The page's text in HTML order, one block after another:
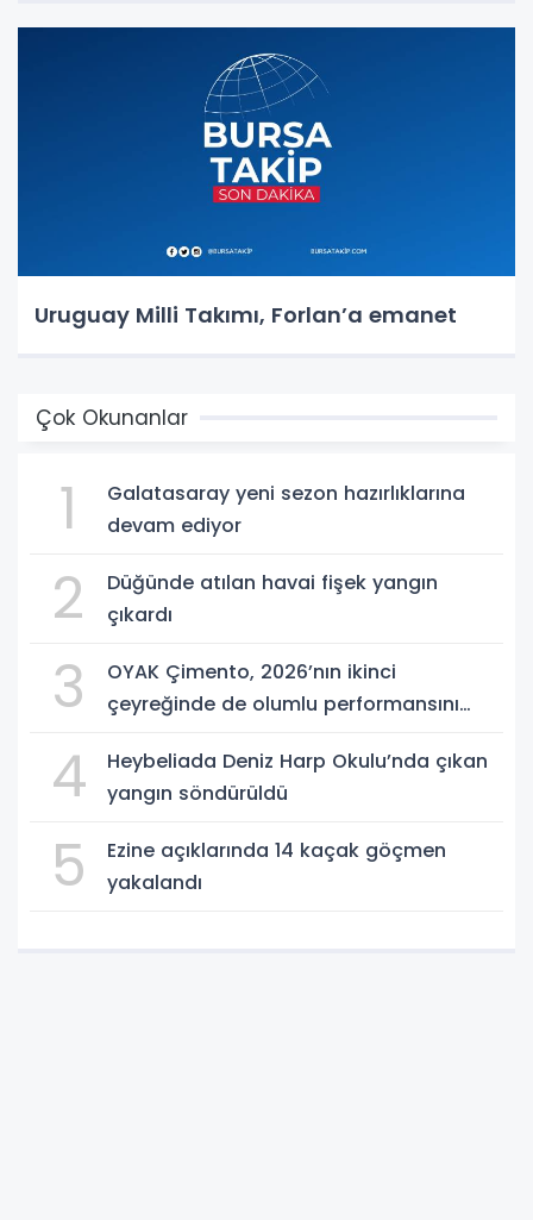
Uruguay Milli Takımı, Forlan’a emanet
Çok Okunanlar
1
Galatasaray yeni sezon hazırlıklarına
devam ediyor
2
Düğünde atılan havai fişek yangın
çıkardı
3
OYAK Çimento, 2026’nın ikinci
çeyreğinde de olumlu performansını
4
Heybeliada Deniz Harp Okulu’nda çıkan
yangın söndürüldü
5
Ezine açıklarında 14 kaçak göçmen
yakalandı